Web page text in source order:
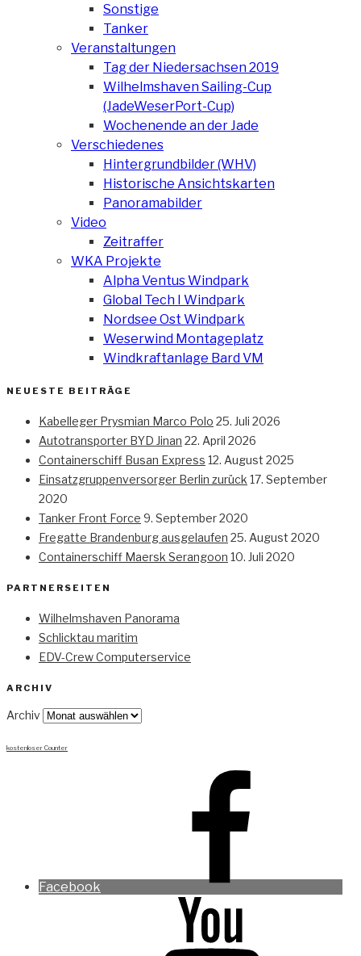
Sonstige
Tanker
Veranstaltungen
Tag der Niedersachsen 2019
Wilhelmshaven Sailing-Cup
(JadeWeserPort-Cup)
Wochenende an der Jade
Verschiedenes
Hintergrundbilder (WHV)
Historische Ansichtskarten
Panoramabilder
Video
Zeitraffer
WKA Projekte
Alpha Ventus Windpark
Global Tech I Windpark
Nordsee Ost Windpark
Weserwind Montageplatz
Windkraftanlage Bard VM
NEUESTE BEITRÄGE
Kabelleger Prysmian Marco Polo 25. Juli 2026
Autotransporter BYD Jinan 22. April 2026
Containerschiff Busan Express 12. August 2025
Einsatzgruppenversorger Berlin zurück 17. September
2020
Tanker Front Force 9. September 2020
Fregatte Brandenburg ausgelaufen 25. August 2020
Containerschiff Maersk Serangoon 10. Juli 2020
PARTNERSEITEN
Wilhelmshaven Panorama
Schlicktau maritim
EDV-Crew Computerservice
ARCHIV
Archiv
kostenloser Counter
Facebook